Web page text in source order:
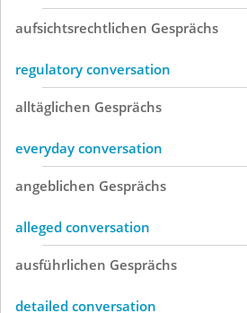
aufsichtsrechtlichen Gesprächs
regulatory conversation
alltäglichen Gesprächs
everyday conversation
angeblichen Gesprächs
alleged conversation
ausführlichen Gesprächs
detailed conversation